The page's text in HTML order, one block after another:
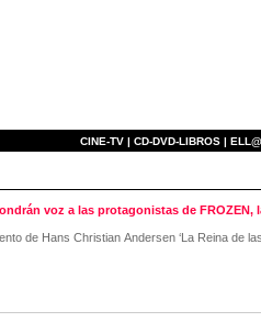
CINE-TV | CD-DVD-LIBROS |
voz a las protagonistas de FROZEN,
de Hans Christian Andersen ‘La Reina